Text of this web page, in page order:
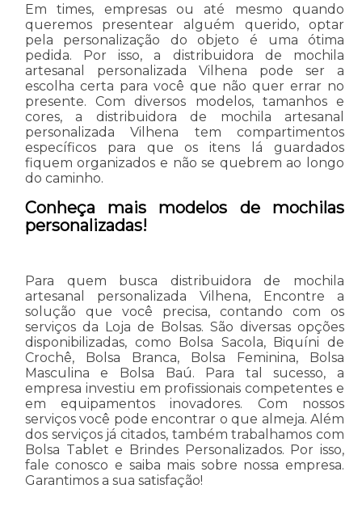
Em times, empresas ou até mesmo quando
queremos presentear alguém querido, optar
pela personalização do objeto é uma ótima
pedida. Por isso, a distribuidora de mochila
artesanal personalizada Vilhena pode ser a
escolha certa para você que não quer errar no
presente. Com diversos modelos, tamanhos e
cores, a distribuidora de mochila artesanal
personalizada Vilhena tem compartimentos
específicos para que os itens lá guardados
fiquem organizados e não se quebrem ao longo
do caminho.
Conheça mais modelos de mochilas
personalizadas!
Para quem busca distribuidora de mochila
artesanal personalizada Vilhena, Encontre a
solução que você precisa, contando com os
serviços da Loja de Bolsas. São diversas opções
disponibilizadas, como Bolsa Sacola, Biquíni de
Crochê, Bolsa Branca, Bolsa Feminina, Bolsa
Masculina e Bolsa Baú. Para tal sucesso, a
empresa investiu em profissionais competentes e
em equipamentos inovadores. Com nossos
serviços você pode encontrar o que almeja. Além
dos serviços já citados, também trabalhamos com
Bolsa Tablet e Brindes Personalizados. Por isso,
fale conosco e saiba mais sobre nossa empresa.
Garantimos a sua satisfação!